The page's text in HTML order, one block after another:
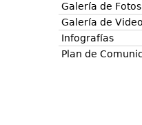
Galería de Fotos
Galería de
Infografías
Plan de